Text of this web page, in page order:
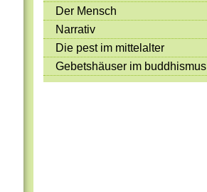
Rezeptideen
Game-Tests
Reisen, Events & Sport
E-Cards
Der Mensch
Narrativ
Die pest im mittelalter
Gebetshäuser im buddhismus